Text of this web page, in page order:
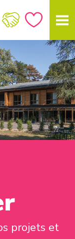
projets et